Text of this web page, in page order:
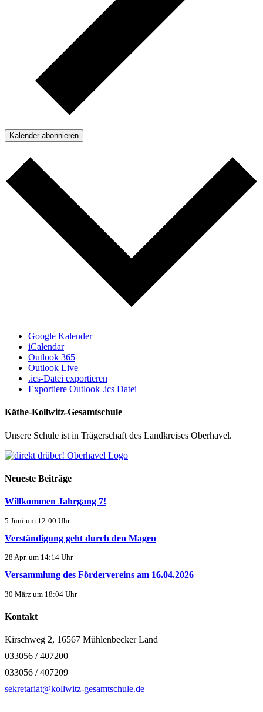
Kalender abonnieren
Google Kalender
iCalendar
Outlook 365
Outlook Live
.ics-Datei exportieren
Exportiere Outlook .ics Datei
Käthe-Kollwitz-Gesamtschule
Unsere Schule ist in Trägerschaft des Landkreises Oberhavel.
Neueste Beiträge
Willkommen Jahrgang 7!
5 Juni um 12:00 Uhr
Verständigung geht durch den Magen
28 Apr. um 14:14 Uhr
Versammlung des Fördervereins am 16.04.2026
30 März um 18:04 Uhr
Kontakt
Kirschweg 2, 16567 Mühlenbecker Land
033056 / 407200
033056 / 407209
sekretariat@kollwitz-gesamtschule.de